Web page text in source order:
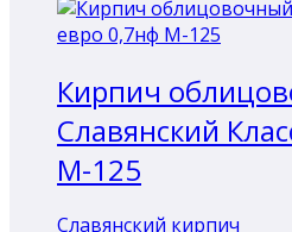
Кирпич
Славянский
М-125
Славянский кирпич